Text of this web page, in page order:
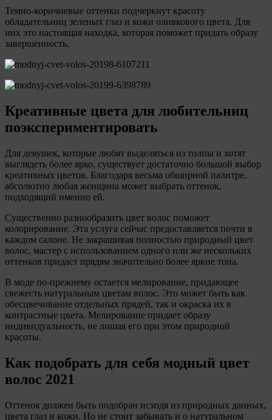
Темно-коричневые оттенки подчеркнут красоту
обладательниц зеленых глаз и кожи оливкового цвета. Для
них это настоящая находка, которая поможет придать образу
завершенность.
Креативные цвета для любительниц
поэкспериментировать
Для девушек, которые любят выделяться из толпы и хотят
выглядеть более ярко, существует достаточно большой выбор
креативных цветов. Благодаря весьма обширной палитре,
абсолютно любая женщина может выбрать оттенок,
подходящий именно ей.
Существенно разнообразить цвет волос поможет
колорирование. Эта услуга сейчас предоставляется почти в
каждом салоне. Не закрашивая полностью природный цвет
волос, мастер с использованием одного или же нескольких
оттенков придаст прядям значительно более яркие тона.
В моде по-прежнему остается мелирование, придающее
свежесть натуральным цветам волос. Это может быть как
обесцвечивание отдельных прядей, так и окраска их в
контрастные цвета. Мелирование придает образу
индивидуальность, не лишая его при этом природной
красоты.
Как подобрать для себя модный цвет
волос 2021
Оттенок должен быть подобран исходя из природных данных,
цвета глаз и кожи. Но не стоит забывать и о натуральном